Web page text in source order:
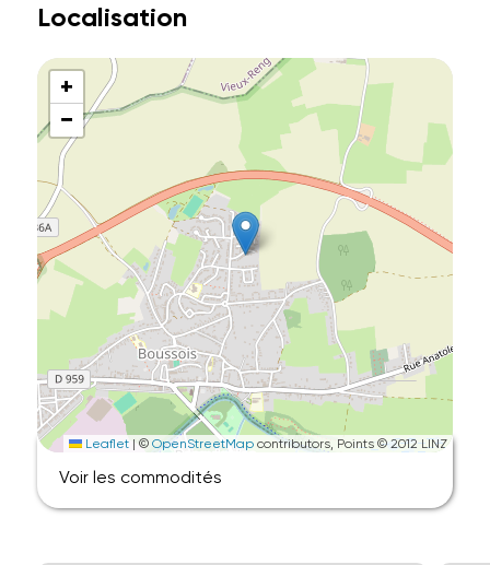
Localisation
+
−
Leaflet | ©OpenStreetMap contributors, Points © 2012 LINZ
Voir les commodités